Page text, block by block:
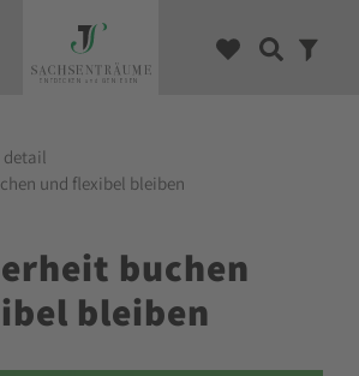
detail
und flexibel bleiben
buchen
bleiben